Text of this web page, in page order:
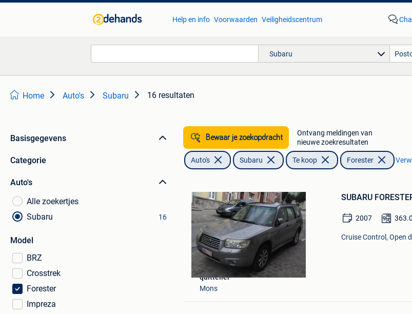
Help en info Voorwaarden Veiligheidscentrum
Subaru
Home Auto's Subaru 16 resultaten
Basisgegevens
Categorie
Auto's
Alle zoekertjes
Subaru
16
Model
BRZ
Crosstrek
Forester
Impreza
Bewaar je zoekopdracht
Ontvang meldingen van
nieuwe zoekresultaten
Auto's Subaru Te koop Forester
Mijn
Favorieten
SUBARU
2007
Cruise Control, Open
quittelier
Mons